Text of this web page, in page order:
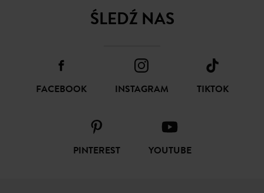
ŚLEDŹ NAS
FACEBOOK INSTAGRAM TIKTOK
PINTEREST YOUTUBE